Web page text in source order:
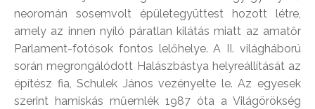
neoromán sosemvolt épületegyüttest hozott létre,
amely az innen nyíló páratlan kilátás miatt az amatőr
Parlament-fotósok fontos lelőhelye. A II. világháború
során megrongálódott Halászbástya helyreállítását az
építész fia, Schulek János vezényelte le. Az egyesek
szerint hamiskás műemlék 1987 óta a Világörökség